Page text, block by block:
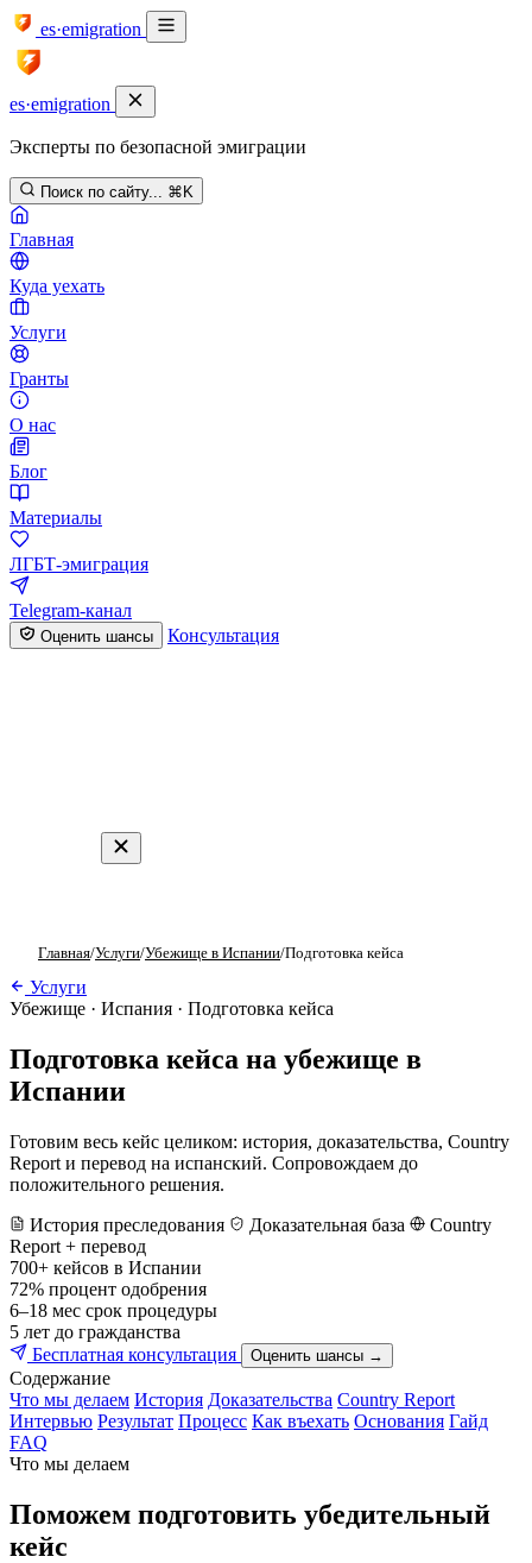
es·emigration
es·emigration
Эксперты по безопасной эмиграции
Поиск по сайту... ⌘K
Главная
Куда уехать
Услуги
Гранты
О нас
Блог
Материалы
ЛГБТ-эмиграция
Telegram-канал
Оценить шансы Консультация
Главная/Услуги/Убежище в Испании/Подготовка кейса
Услуги
Убежище · Испания · Подготовка кейса
Подготовка кейса на убежище в
Испании
Готовим весь кейс целиком: история, доказательства, Country
Report и перевод на испанский. Сопровождаем до
положительного решения.
История преследования
Доказательная база
Country
Report + перевод
700+ кейсов в Испании
72% процент одобрения
6–18 мес срок процедуры
5 лет до гражданства
Бесплатная консультация
Оценить шансы →
Содержание
Что мы делаем История Доказательства Country Report
Интервью Результат Процесс Как въехать Основания Гайд
FAQ
Что мы делаем
Поможем подготовить убедительный
кейс